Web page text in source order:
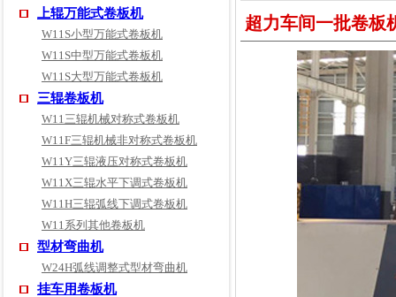
上辊万能式卷板机
W11S小型万能式卷板机
W11S中型万能式卷板机
W11S大型万能式卷板机
三辊卷板机
W11三辊机械对称式卷板机
W11F三辊机械非对称式卷板机
W11Y三辊液压对称式卷板机
W11X三辊水平下调式卷板机
W11H三辊弧线下调式卷板机
W11系列其他卷板机
型材弯曲机
W24H弧线调整式型材弯曲机
挂车用卷板机
超力车间一批卷板